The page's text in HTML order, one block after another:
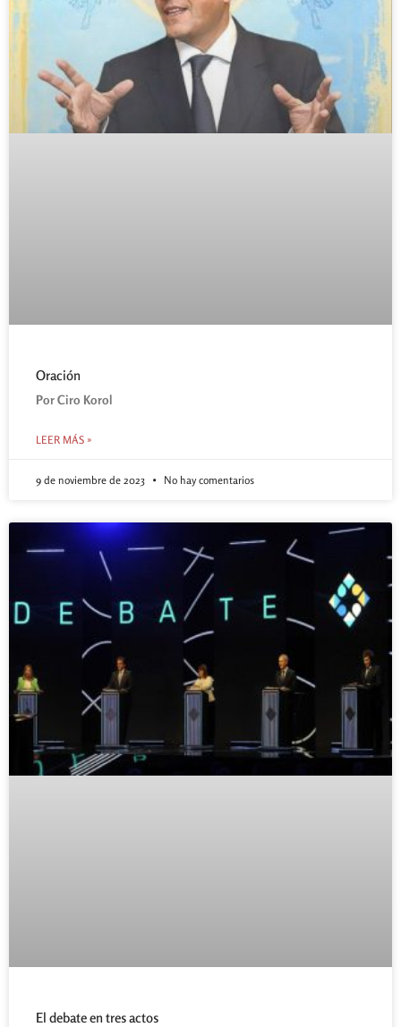
Oración
Por Ciro Korol
LEER MÁS »
9 de noviembre de 2023 No hay comentarios
El debate en tres actos